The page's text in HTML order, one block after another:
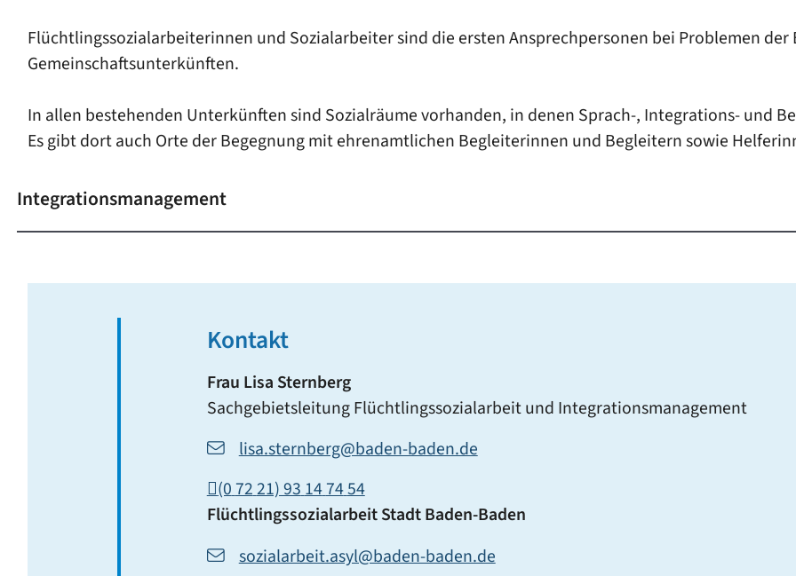
Flüchtlingssozialarbeiterinnen und Sozialarbeiter sind die ersten Ansprechpersonen bei Problemen
Gemeinschaftsunterkünften.
In allen bestehenden Unterkünften sind Sozialräume vorhanden, in denen Sprach-, Integrations- und
Es gibt dort auch Orte der Begegnung mit ehrenamtlichen Begleiterinnen und Begleitern sowie
Integrationsmanagement
Kontakt
Frau Lisa Sternberg
Sachgebietsleitung Flüchtlingssozialarbeit und Integrationsmanagement
lisa.sternberg@baden-baden.de
(07221) 93147454
FlüchtlingssozialarbeitStadt Baden-Baden
sozialarbeit.asyl@baden-baden.de